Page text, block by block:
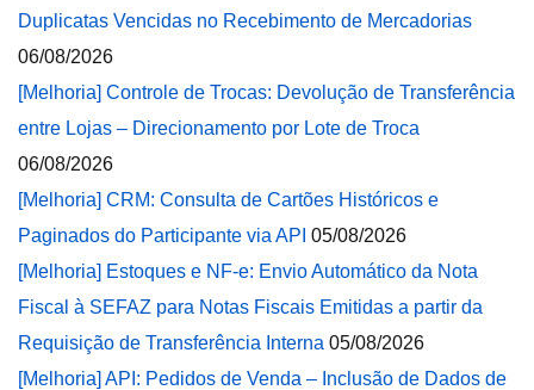
Duplicatas Vencidas no Recebimento de Mercadorias
06/08/2026
[Melhoria] Controle de Trocas: Devolução de Transferência
entre Lojas – Direcionamento por Lote de Troca
06/08/2026
[Melhoria] CRM: Consulta de Cartões Históricos e
Paginados do Participante via API 05/08/2026
[Melhoria] Estoques e NF-e: Envio Automático da Nota
Fiscal à SEFAZ para Notas Fiscais Emitidas a partir da
Requisição de Transferência Interna 05/08/2026
[Melhoria] API: Pedidos de Venda – Inclusão de Dados de